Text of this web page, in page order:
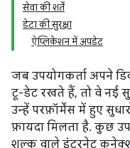
सेवा की शर्तें
डेटा की सुरक्षा
ऐप्लिकेशन में अपडेट
जब उपयोगकर्ता अपने
टू-डेट रखते हैं, तो वे नई
उन्हें परफ़ॉर्मेंस में हुए
फ़ायदा मिलता है. कुछ
शुल्क वाले इंटरनेट